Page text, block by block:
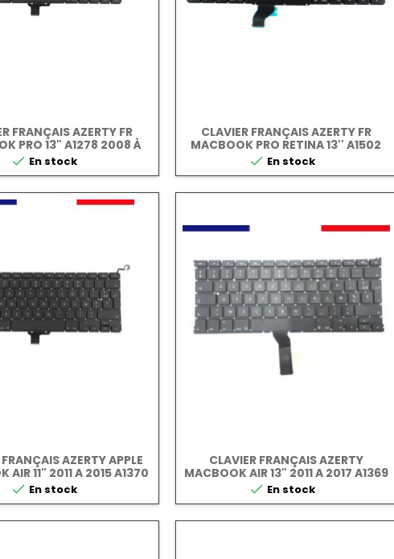
FRANÇAIS AZERTY FR
PRO 13" A1278 2008 À
2012
 En stock
CLAVIER FRANÇAIS AZERTY FR
MACBOOK PRO RETINA 13'' A1502
2013-2015
 En stock
AZERTY APPLE
AIR 11" 2011 A 2015 A1370
A1465
 En stock
CLAVIER FRANÇAIS AZERTY
MACBOOK AIR 13" 2011 A 2017 A1369
A1466
 En stock